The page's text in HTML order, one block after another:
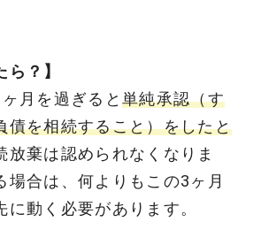
ら？】
月を過ぎると単純承認（す
債を相続すること）をしたと
放棄は認められなくなりま
場合は、何よりもこの3ヶ月
に動く必要があります。